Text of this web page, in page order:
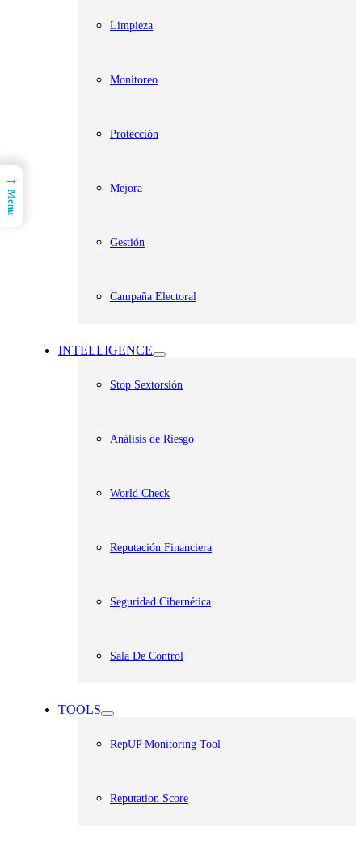
Limpieza
Monitoreo
Protección
Mejora
Gestión
Campaña Electoral
INTELLIGENCE
Stop Sextorsión
Análisis de Riesgo
World Check
Reputación Financiera
Seguridad Cibernética
Sala De Control
TOOLS
RepUP Monitoring Tool
Reputation Score
→
Menu